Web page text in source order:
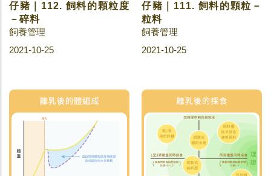
仔豬｜112. 飼料的顆粒度
－碎料
飼養管理
2021-10-25
仔豬｜111. 飼料的顆粒－
粒料
飼養管理
2021-10-25